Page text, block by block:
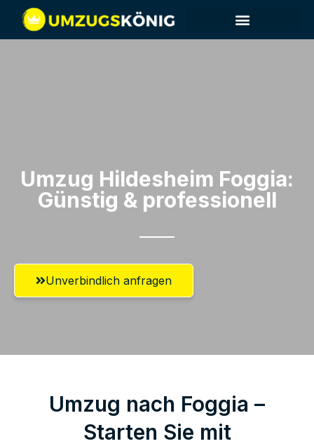
Umzug Hildesheim​ Foggia:
Günstig & professionell​
Unverbindlich anfragen
Umzug nach Foggia –
Starten Sie mit